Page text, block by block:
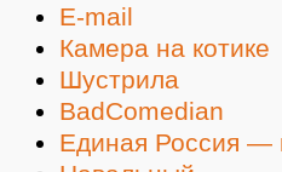
E-mail
Камера на котике
Шустрила
BadComedian
Единая Россия —